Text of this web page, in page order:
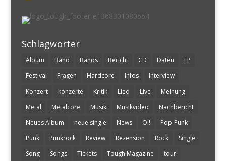
Schlagwörter
Album Band Bands Bericht CD Daten
EP
Festival
Fragen Hardcore Infos
Interview
Konzert
konzerte Kritik Lied Live
Meinung
Metal
Metalcore Musik Musikvideo
Nachbericht
Neues Album
neue single News Oi!
Pop-Punk
Punk
Punkrock Review Rezension Rock
Single
Song
Songs Tickets Tough Magazine tour